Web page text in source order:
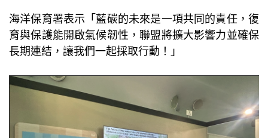
海洋保育署表示「藍碳的未來是一項共同的責任，復
育與保護能開啟氣候韌性，聯盟將擴大影響力並確保
長期連結，讓我們一起採取行動！」